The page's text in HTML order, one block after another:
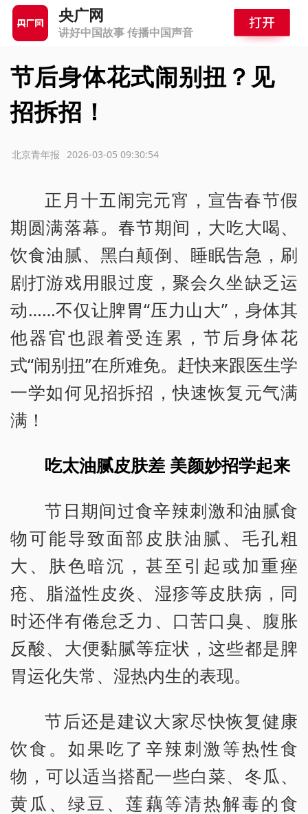
央广网
讲好中国故事 传播中国声音
节后身体花式闹别扭？见
招拆招！
2026-03-05 09:30:54
北京青年报
正月十五闹完元宵，宣告春节假
期圆满落幕。春节期间，大吃大喝、
饮食油腻、黑白颠倒、睡眠告急，刷
剧打游戏用眼过度，聚会久坐缺乏运
动……不仅让脾胃“压力山大”，身体其
他器官也跟着受连累，节后身体花
式“闹别扭”在所难免。赶快来跟医生学
一学如何见招拆招，快速恢复元气满
满！
吃太油腻皮肤差 美颜妙招学起来
节日期间过食辛辣刺激和油腻食
物可能导致面部皮肤油腻、毛孔粗
大、肤色暗沉，甚至引起或加重痤
疮、脂溢性皮炎、湿疹等皮肤病，同
时还伴有倦怠乏力、口苦口臭、腹胀
反酸、大便黏腻等症状，这些都是脾
胃运化失常、湿热内生的表现。
节后还是建议大家尽快恢复健康
饮食。如果吃了辛辣刺激等热性食
物，可以适当搭配一些白菜、冬瓜、
黄瓜、绿豆、莲藕等清热解毒的食